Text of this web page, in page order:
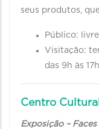
seus produtos,
Público:
Visitação:
das 9h às 17h
Centro
Exposição –